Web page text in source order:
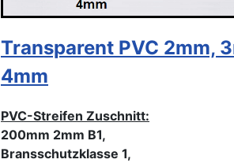
Transparent PVC 2mm,
4mm
PVC-Streifen Zuschnitt:
200mm 2mm B1,
Bransschutzklasse 1,